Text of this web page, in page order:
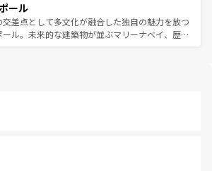
しい。
候は一年中温暖で、どの季節にも異なる楽しみ
いる。親しみやすいタイの人々、仏教を中心とし
そして多様な観光資源が、訪れる旅人を魅了し続
訪れても感動するはず。観光スポットが密集し
効率よく見どころを回れるのも魅力。息をのむよ
から文化的な体験まで、香港を存分に楽しみ尽く
ール
交差点として多文化が融合した独自の魅力を放つ
ール。未来的な建築物が並ぶマリーナベイ、歴史
ーズは地元の風情を楽しめる外せないスポット